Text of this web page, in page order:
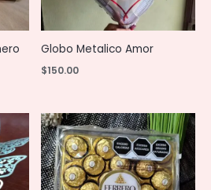
Globo Metalico Amor
$150.00